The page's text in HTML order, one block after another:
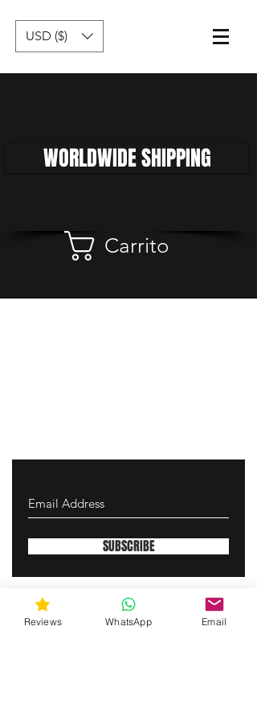
USD ($)
WORLDWIDE SHIPPING
Carrito
SUBSCRIBE
envolturadearmas@yahoo.com
Reviews WhatsApp Email